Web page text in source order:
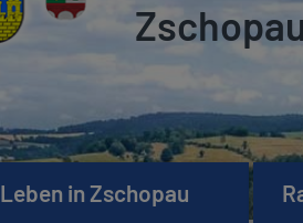
Leben in Zschopau